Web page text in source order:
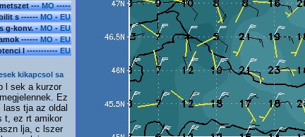
---MO-----
s ------MO-EU
g-konv. -MO-EU
------MO - EU
l -----------EU
kikapcsol sa
l sek a kurzor
Ez
lass tja az oldal
t, ez rt amikor
lja, c lszer